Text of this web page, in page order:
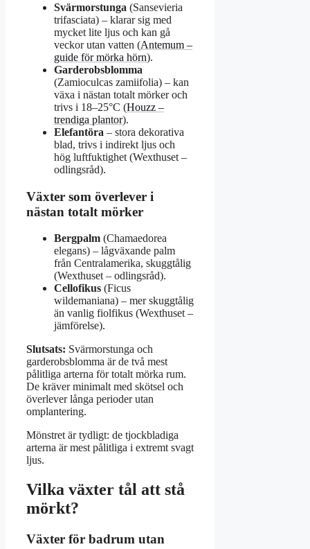
Svärmorstunga (Sansevieria
trifasciata) – klarar sig med
mycket lite ljus och kan gå
veckor utan vatten (Antemum –
guide för mörka hörn).
Garderobsblomma
(Zamioculcas zamiifolia) – kan
växa i nästan totalt mörker och
trivs i 18–25°C (Houzz –
trendiga plantor).
Elefantöra – stora dekorativa
blad, trivs i indirekt ljus och
hög luftfuktighet (Wexthuset –
odlingsråd).
Växter som överlever i
nästan totalt mörker
Bergpalm (Chamaedorea
elegans) – lågväxande palm
från Centralamerika, skuggtålig
(Wexthuset – odlingsråd).
Cellofikus (Ficus
wildemaniana) – mer skuggtålig
än vanlig fiolfikus (Wexthuset –
jämförelse).
Slutsats: Svärmorstunga och
garderobsblomma är de två mest
pålitliga arterna för totalt mörka rum.
De kräver minimalt med skötsel och
överlever långa perioder utan
omplantering.
Mönstret är tydligt: de tjockbladiga
arterna är mest pålitliga i extremt svagt
ljus.
Vilka växter tål att stå
mörkt?
Växter för badrum utan